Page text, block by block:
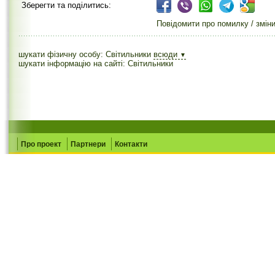
Зберегти та поділитись:
Повідомити про помилку / зміни
шукати фізичну особу: Світильники всюди ▼
шукати інформацію на сайті: Світильники
Про проект Партнери Контакти